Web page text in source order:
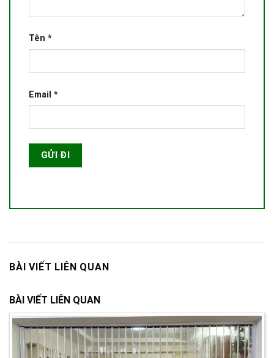
Tên *
Email *
BÀI VIẾT LIÊN QUAN
BÀI VIẾT LIÊN QUAN